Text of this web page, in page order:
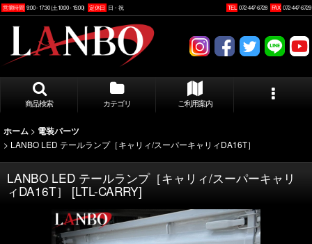
営業時間 9:00 - 17:30 (土10:00 - 15:00) 定休日 日・祝 TEL 072-447-6728 FAX 072-447-6729
商品検索 カテゴリ ご利用案内
ホーム > 電装パーツ
> LANBO LED テールランプ［キャリィ/スーパーキャリィDA16T］
LANBO LED テールランプ［キャリィ/スーパーキャリ
ィDA16T］ [LTL-CARRY]